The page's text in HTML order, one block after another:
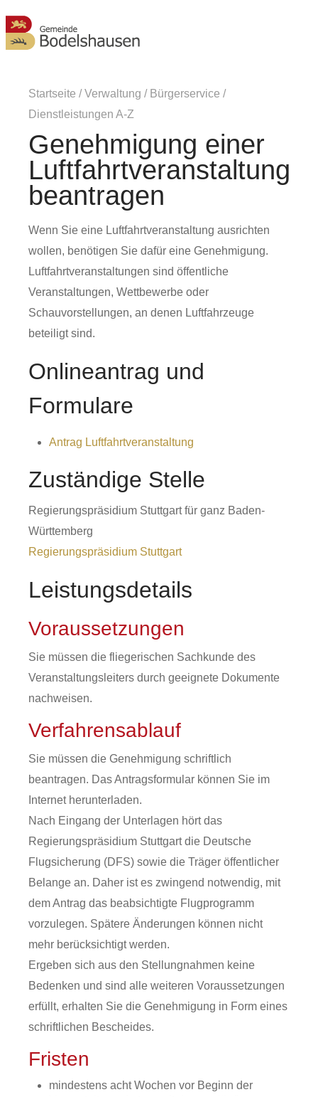
Startseite /Verwaltung / Bürgerservice /
Dienstleistungen A-Z
Genehmigung einer
Luftfahrtveranstaltung
beantragen
Wenn Sie eine Luftfahrtveranstaltung ausrichten
wollen, benötigen Sie dafür eine Genehmigung.
Luftfahrtveranstaltungen sind öffentliche
Veranstaltungen, Wettbewerbe oder
Schauvorstellungen, an denen Luftfahrzeuge
beteiligt sind.
Onlineantrag und
Formulare
Antrag Luftfahrtveranstaltung
Zuständige Stelle
Regierungspräsidium Stuttgart für ganz Baden-
Württemberg
Regierungspräsidium Stuttgart
Leistungsdetails
Voraussetzungen
Sie müssen die fliegerischen Sachkunde des
Veranstaltungsleiters durch geeignete Dokumente
nachweisen.
Verfahrensablauf
Sie müssen die Genehmigung schriftlich
beantragen. Das Antragsformular können Sie im
Internet herunterladen.
Nach Eingang der Unterlagen hört das
Regierungspräsidium Stuttgart die Deutsche
Flugsicherung (DFS) sowie die Träger öffentlicher
Belange an. Daher ist es zwingend notwendig, mit
dem Antrag das beabsichtigte Flugprogramm
vorzulegen. Spätere Änderungen können nicht
mehr berücksichtigt werden.
Ergeben sich aus den Stellungnahmen keine
Bedenken und sind alle weiteren Voraussetzungen
erfüllt, erhalten Sie die Genehmigung in Form eines
schriftlichen Bescheides.
Fristen
mindestens acht Wochen vor Beginn der